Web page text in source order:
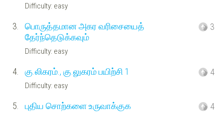
Difficulty: easy
3.
பொருத்தமான அகர வரிசையைத்
தேர்ந்தெடுக்கவும்
Difficulty: easy
3
4. கு.லிகரம்., கு.லுகரம் பயிற்சி 1
Difficulty: easy
4
5. புதிய சொற்களை உருவாக்குக 4